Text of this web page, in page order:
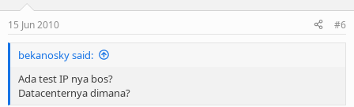
15 Jun 2010 #6
bekanosky said:
Ada test IP nya bos?
Datacenternya dimana?